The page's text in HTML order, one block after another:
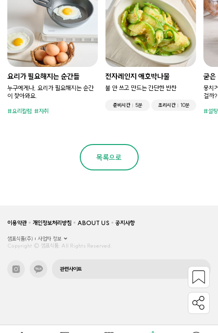
요리가 필요해지는 순간들
누구에게나, 요리가 필요해지는 순간
이 찾아와요.
요리칼럼 자취
전자레인지 애호박나물
불 안 쓰고 만드는 간단한 반찬
준비시간 5분 조리시간 10분
굳은
뭉치
걸까?
설탕
목록으로
이용약관 개인정보처리방침 ABOUT US 공지사항
샘표식품(주)
사업자 정보
Copyright © 샘표식품, All Rights Reserved.
관련사이트